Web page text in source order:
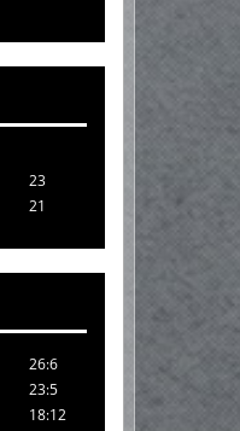
23
21
26:6
23:5
18:12